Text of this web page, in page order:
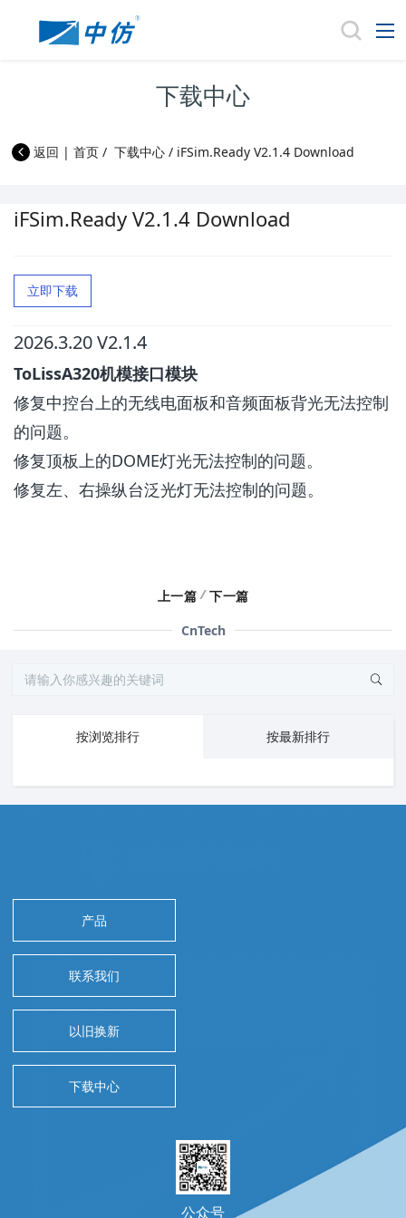
下载中心
返回 |首页 / 下载中心 / iFSim.Ready V2.1.4 Download
iFSim.Ready V2.1.4 Download
立即下载
2026.3.20 V2.1.4
ToLissA320机模接口模块
修复中控台上的无线电面板和音频面板背光无法控制
的问题。
修复顶板上的DOME灯光无法控制的问题。
修复左、右操纵台泛光灯无法控制的问题。
上一篇 /下一篇
CnTech
按浏览排行 按最新排行
产品
联系我们
以旧换新
下载中心
公众号